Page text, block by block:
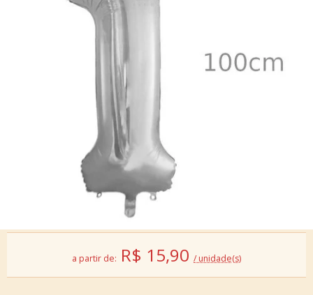
a partir de: R$ 15,90 / unidade(s)